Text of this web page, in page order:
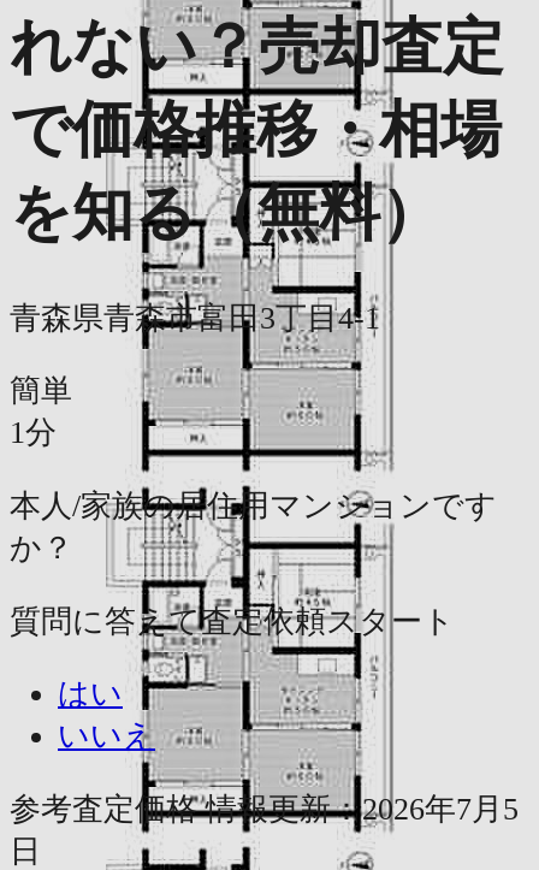
れない？売却査定
で価格推移・相場
を知る（無料）
青森県青森市富田3丁目4-1
簡単
1分
本人/家族の居住用マンションです
か？
質問に答えて査定依頼スタート
はい
いいえ
参考査定価格 情報更新：2026年7月5
日